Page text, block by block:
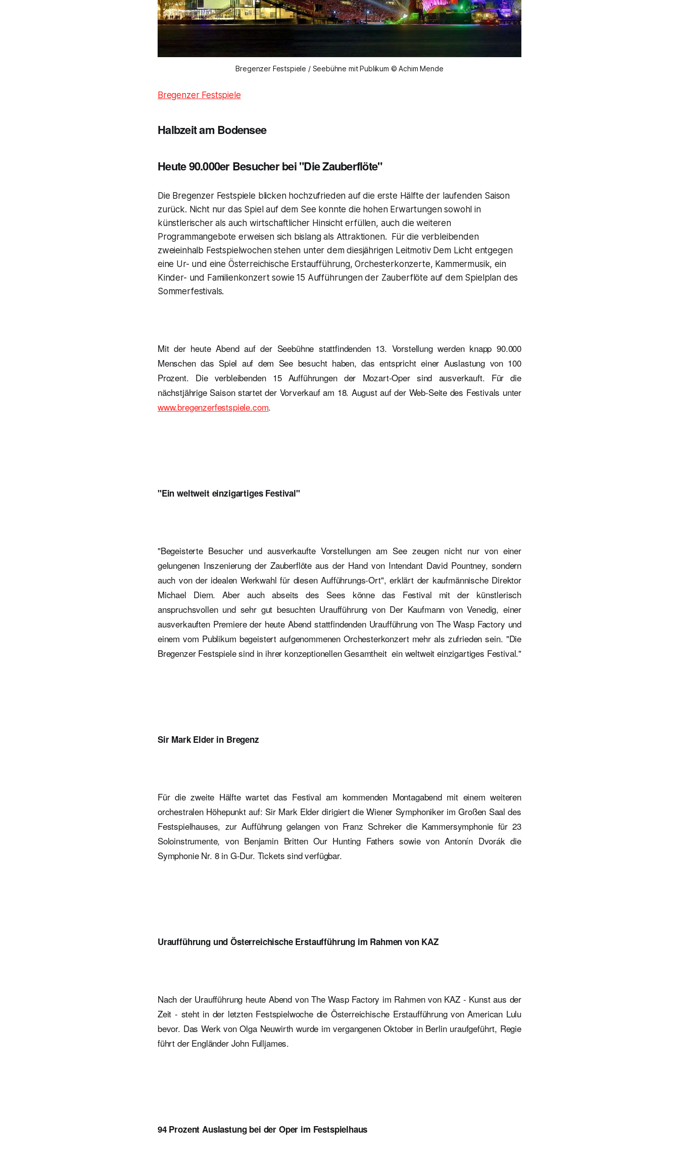
Bregenzer Festspiele / Seebühne mit Publikum © Achim Mende
Bregenzer Festspiele
Halbzeit am Bodensee
Heute 90.000er Besucher bei "Die Zauberflöte"
Die Bregenzer Festspiele blicken hochzufrieden auf die erste Hälfte der laufenden Saison
zurück. Nicht nur das Spiel auf dem See konnte die hohen Erwartungen sowohl in
künstlerischer als auch wirtschaftlicher Hinsicht erfüllen, auch die weiteren
Programmangebote erweisen sich bislang als Attraktionen. Für die verbleibenden
zweieinhalb Festspielwochen stehen unter dem diesjährigen Leitmotiv Dem Licht entgegen
eine Ur- und eine Österreichische Erstaufführung, Orchesterkonzerte, Kammermusik, ein
Kinder- und Familienkonzert sowie 15 Aufführungen der Zauberflöte auf dem Spielplan des
Sommerfestivals.
Mit der heute Abend auf der Seebühne stattfindenden 13. Vorstellung werden knapp 90.000
Menschen das Spiel auf dem See besucht haben, das entspricht einer Auslastung von 100
Prozent. Die verbleibenden 15 Aufführungen der Mozart-Oper sind ausverkauft. Für die
nächstjährige Saison startet der Vorverkauf am 18. August auf der Web-Seite des Festivals unter
www.bregenzerfestspiele.com.
"Ein weltweit einzigartiges Festival"
"Begeisterte Besucher und ausverkaufte Vorstellungen am See zeugen nicht nur von einer
gelungenen Inszenierung der Zauberflöte aus der Hand von Intendant David Pountney, sondern
auch von der idealen Werkwahl für diesen Aufführungs-Ort", erklärt der kaufmännische Direktor
Michael Diem. Aber auch abseits des Sees könne das Festival mit der künstlerisch
anspruchsvollen und sehr gut besuchten Uraufführung von Der Kaufmann von Venedig, einer
ausverkauften Premiere der heute Abend stattfindenden Uraufführung von The Wasp Factory und
einem vom Publikum begeistert aufgenommenen Orchesterkonzert mehr als zufrieden sein. "Die
Bregenzer Festspiele sind in ihrer konzeptionellen Gesamtheit ein weltweit einzigartiges Festival."
Sir Mark Elder in Bregenz
Für die zweite Hälfte wartet das Festival am kommenden Montagabend mit einem weiteren
orchestralen Höhepunkt auf: Sir Mark Elder dirigiert die Wiener Symphoniker im Großen Saal des
Festspielhauses, zur Aufführung gelangen von Franz Schreker die Kammersymphonie für 23
Soloinstrumente, von Benjamin Britten Our Hunting Fathers sowie von Antonín Dvorák die
Symphonie Nr. 8 in G-Dur. Tickets sind verfügbar.
Uraufführung und Österreichische Erstaufführung im Rahmen von KAZ
Nach der Uraufführung heute Abend von The Wasp Factory im Rahmen von KAZ - Kunst aus der
Zeit - steht in der letzten Festspielwoche die Österreichische Erstaufführung von American Lulu
bevor. Das Werk von Olga Neuwirth wurde im vergangenen Oktober in Berlin uraufgeführt, Regie
führt der Engländer John Fulljames.
94 Prozent Auslastung bei der Oper im Festspielhaus